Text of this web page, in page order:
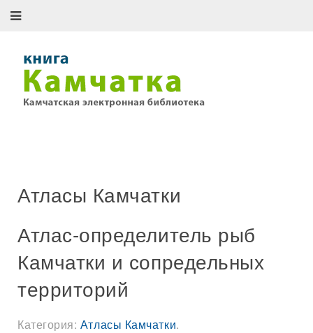
Атласы Камчатки
Атлас-определитель рыб
Камчатки и сопредельных
территорий
Категория: Атласы Камчатки.